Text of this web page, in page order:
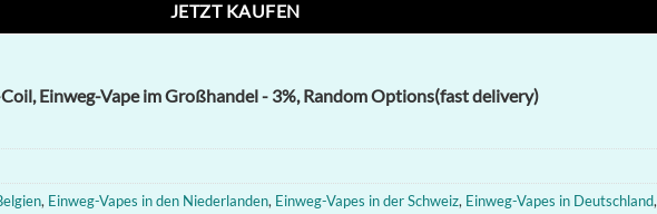
JETZT KAUFEN
Einweg-Vape im Großhandel - 3%, Random Options(fast delivery)
, Einweg-Vapes in den Niederlanden, Einweg-Vapes in der Schweiz, Einweg-Vapes in Deutschland,